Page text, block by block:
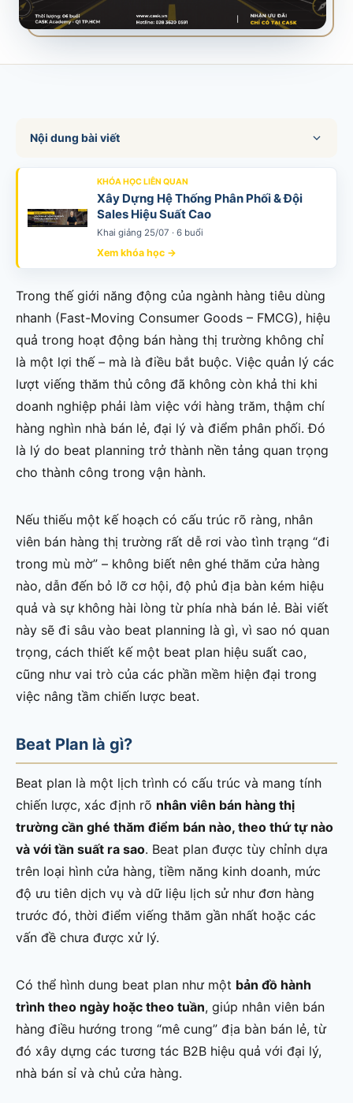
Xem lịch khai giảng tất cả khóa học
Đăng ký ngay →
Nội dung bài viết
KHÓA HỌC LIÊN QUAN
Xây Dựng Hệ Thống Phân Phối & Đội
Sales Hiệu Suất Cao
Khai giảng 25/07 · 6 buổi
Xem khóa học →
Trong thế giới năng động của ngành hàng tiêu dùng
nhanh (Fast-Moving Consumer Goods – FMCG), hiệu
quả trong hoạt động bán hàng thị trường không chỉ
là một lợi thế – mà là điều bắt buộc. Việc quản lý các
lượt viếng thăm thủ công đã không còn khả thi khi
doanh nghiệp phải làm việc với hàng trăm, thậm chí
hàng nghìn nhà bán lẻ, đại lý và điểm phân phối. Đó
là lý do beat planning trở thành nền tảng quan trọng
cho thành công trong vận hành.
Nếu thiếu một kế hoạch có cấu trúc rõ ràng, nhân
viên bán hàng thị trường rất dễ rơi vào tình trạng “đi
trong mù mờ” – không biết nên ghé thăm cửa hàng
nào, dẫn đến bỏ lỡ cơ hội, độ phủ địa bàn kém hiệu
quả và sự không hài lòng từ phía nhà bán lẻ. Bài viết
này sẽ đi sâu vào beat planning là gì, vì sao nó quan
trọng, cách thiết kế một beat plan hiệu suất cao,
cũng như vai trò của các phần mềm hiện đại trong
việc nâng tầm chiến lược beat.
Beat Plan là gì?
Beat plan là một lịch trình có cấu trúc và mang tính
chiến lược, xác định rõ nhân viên bán hàng thị
trường cần ghé thăm điểm bán nào, theo thứ tự nào
và với tần suất ra sao. Beat plan được tùy chỉnh dựa
trên loại hình cửa hàng, tiềm năng kinh doanh, mức
độ ưu tiên dịch vụ và dữ liệu lịch sử như đơn hàng
trước đó, thời điểm viếng thăm gần nhất hoặc các
vấn đề chưa được xử lý.
Có thể hình dung beat plan như một bản đồ hành
trình theo ngày hoặc theo tuần, giúp nhân viên bán
hàng điều hướng trong “mê cung” địa bàn bán lẻ, từ
đó xây dựng các tương tác B2B hiệu quả với đại lý,
nhà bán sỉ và chủ cửa hàng.